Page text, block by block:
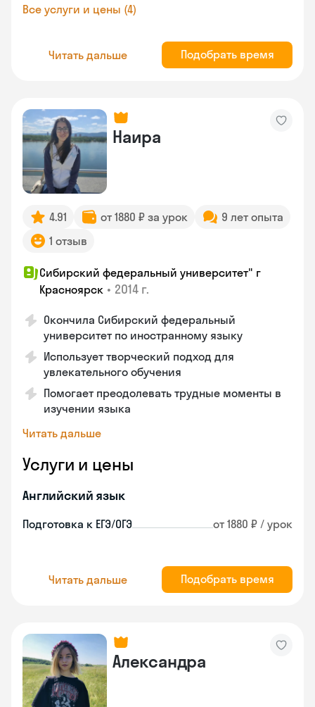
Все услуги и цены (4)
Читать дальше Подобрать время
Наира
4.91 от 1880 ₽ за урок
9 лет опыта
1 отзыв
Сибирский федеральный университет" г
Красноярск • 2014 г.
Окончила Сибирский федеральный
университет по иностранному языку
Использует творческий подход для
увлекательного обучения
Помогает преодолевать трудные моменты в
изучении языка
Читать дальше
Услуги и цены
Английский язык
Подготовка к ЕГЭ/ОГЭ от 1880 ₽ / урок
Читать дальше Подобрать время
Александра